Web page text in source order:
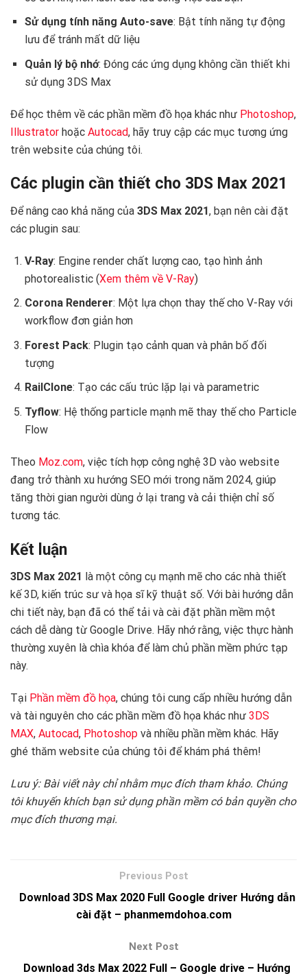
Sử dụng tính năng Auto-save: Bật tính năng tự động
lưu để tránh mất dữ liệu
Quản lý bộ nhớ: Đóng các ứng dụng không cần thiết khi
sử dụng 3DS Max
Để học thêm về các phần mềm đồ họa khác như Photoshop,
Illustrator hoặc Autocad, hãy truy cập các mục tương ứng
trên website của chúng tôi.
Các plugin cần thiết cho 3DS Max 2021
Để nâng cao khả năng của 3DS Max 2021, bạn nên cài đặt
các plugin sau:
V-Ray: Engine render chất lượng cao, tạo hình ảnh
photorealistic (Xem thêm về V-Ray)
Corona Renderer: Một lựa chọn thay thế cho V-Ray với
workflow đơn giản hơn
Forest Pack: Plugin tạo cảnh quan và phân bố đối
tượng
RailClone: Tạo các cấu trúc lặp lại và parametric
Tyflow: Hệ thống particle mạnh mẽ thay thế cho Particle
Flow
Theo Moz.com, việc tích hợp công nghệ 3D vào website
đang trở thành xu hướng SEO mới trong năm 2024, giúp
tăng thời gian người dùng ở lại trang và cải thiện chỉ số
tương tác.
Kết luận
3DS Max 2021 là một công cụ mạnh mẽ cho các nhà thiết
kế 3D, kiến trúc sư và họa sĩ kỹ thuật số. Với bài hướng dẫn
chi tiết này, bạn đã có thể tải và cài đặt phần mềm một
cách dễ dàng từ Google Drive. Hãy nhớ rằng, việc thực hành
thường xuyên là chìa khóa để làm chủ phần mềm phức tạp
này.
Tại Phần mềm đồ họa, chúng tôi cung cấp nhiều hướng dẫn
và tài nguyên cho các phần mềm đồ họa khác như 3DS
MAX, Autocad, Photoshop và nhiều phần mềm khác. Hãy
ghé thăm website của chúng tôi để khám phá thêm!
Lưu ý: Bài viết này chỉ nhằm mục đích tham khảo. Chúng
tôi khuyến khích bạn sử dụng phần mềm có bản quyền cho
mục đích thương mại.
Download 3DS Max 2020 Full Google driver Hướng dẫn
cài đặt – phanmemdohoa.com
Download 3ds Max 2022 Full – Google drive – Hướng